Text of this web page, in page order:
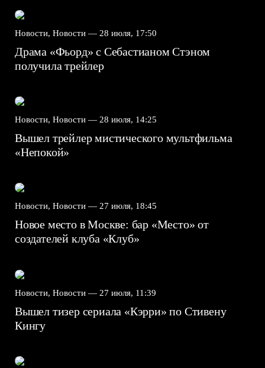
Новости, Новости — 28 июля, 17:50
Драма «Фьорд» с Себастианом Стэном
получила трейлер
Новости, Новости — 28 июля, 14:25
Вышел трейлер мистического мультфильма
«Непокой»
Новости, Новости — 27 июля, 18:45
Новое место в Москве: бар «Место» от
создателей клуба «Клуб»
Новости, Новости — 27 июля, 11:39
Вышел тизер сериала «Кэрри» по Стивену
Кингу